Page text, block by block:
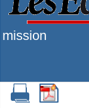
mission